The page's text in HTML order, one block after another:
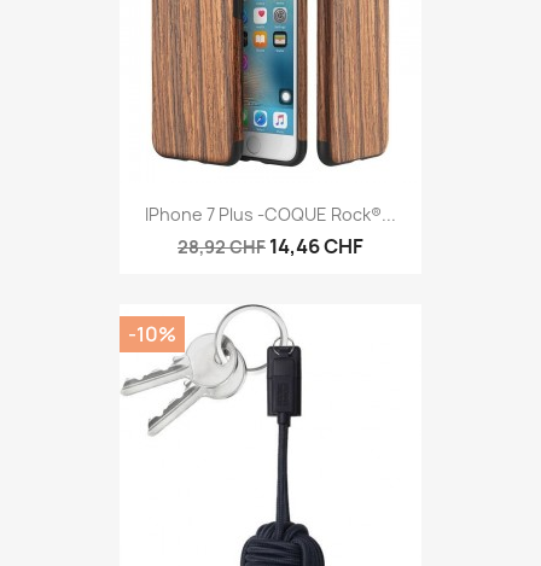
IPhone 7 Plus -COQUE Rock®...
28,92 CHF 14,46 CHF
-10%